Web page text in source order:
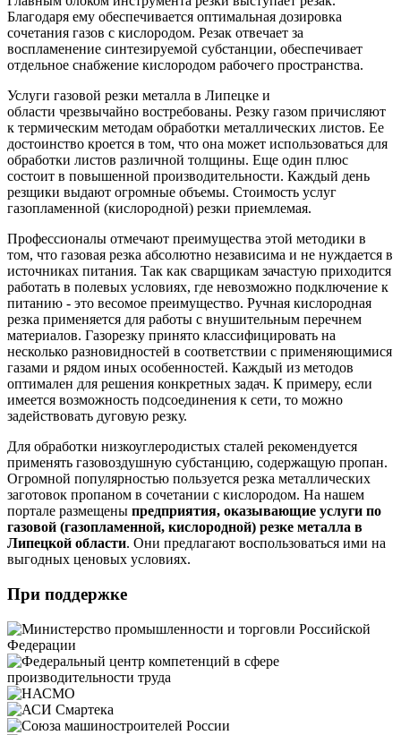
Благодаря ему обеспечивается оптимальная дозировка
сочетания газов с кислородом. Резак отвечает за
воспламенение синтезируемой субстанции, обеспечивает
отдельное снабжение кислородом рабочего пространства.
Услуги газовой резки металла в Липецке и
области чрезвычайно востребованы. Резку газом причисляют
к термическим методам обработки металлических листов. Ее
достоинство кроется в том, что она может использоваться для
обработки листов различной толщины. Еще один плюс
состоит в повышенной производительности. Каждый день
резщики выдают огромные объемы. Стоимость услуг
газопламенной (кислородной) резки приемлемая.
Профессионалы отмечают преимущества этой методики в
том, что газовая резка абсолютно независима и не нуждается в
источниках питания. Так как сварщикам зачастую приходится
работать в полевых условиях, где невозможно подключение к
питанию - это весомое преимущество. Ручная кислородная
резка применяется для работы с внушительным перечнем
материалов. Газорезку принято классифицировать на
несколько разновидностей в соответствии с применяющимися
газами и рядом иных особенностей. Каждый из методов
оптимален для решения конкретных задач. К примеру, если
имеется возможность подсоединения к сети, то можно
задействовать дуговую резку.
Для обработки низкоуглеродистых сталей рекомендуется
применять газовоздушную субстанцию, содержащую пропан.
Огромной популярностью пользуется резка металлических
заготовок пропаном в сочетании с кислородом. На нашем
портале размещены предприятия, оказывающие услуги по
газовой (газопламенной, кислородной) резке металла в
Липецкой области. Они предлагают воспользоваться ими на
выгодных ценовых условиях.
При поддержке